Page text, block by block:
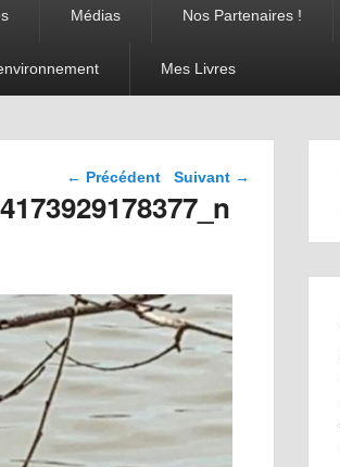
Médias Nos Partenaires !
Mes Livres
Navigation dans les
images
← Précédent Suivant →